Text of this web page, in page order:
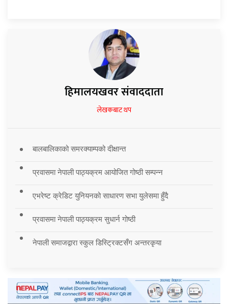
हिमालयखवर संवाददाता
लेखकबाट थप
बालबालिकाको समरक्याम्पको दीक्षान्त
प्रवासमा नेपाली पाठ्यक्रम आयोजित गोष्ठी सम्पन्न
एभरेष्ट क्रेडिट युनियनको साधारण सभा युलेसमा हुँदै
प्रवासमा नेपाली पाठ्यक्रम सुधार्न गोष्ठी
नेपाली समाजद्वारा स्कुल डिस्ट्रिक्टसँग अन्तरकृया